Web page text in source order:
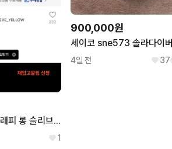
유희 타이포그래피 롱 슬리브 옐로우
1
900,000원
세이코 sne573 솔라다이버
4일 전 37